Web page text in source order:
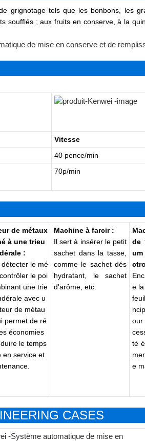
grignotage tels que les bonbons, les
; aux fruits en conserve, à la
Vitesse
40 pence/min
70p/min
de métaux
à une trieu
:
détecter le mé
le poi
une trie
avec u
de métau
permet de ré
économies
le temps
en service et
Machine à farcir :
Il sert à insérer le petit
sachet dans la tasse,
comme le sachet dés
hydratant, le sachet
d'arôme, etc.
de
um
e
our
té
e
CASES